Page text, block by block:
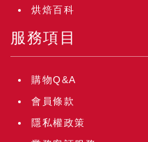
烘焙百科
服務項目
購物Q&A
會員條款
隱私權政策